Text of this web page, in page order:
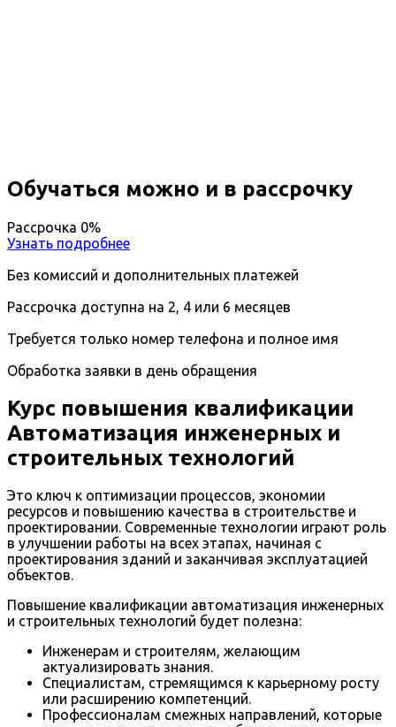
Обучаться можно и в рассрочку
Рассрочка 0%
Узнать подробнее
Без комиссий и дополнительных платежей
Рассрочка доступна на 2, 4 или 6 месяцев
Требуется только номер телефона и полное имя
Обработка заявки в день обращения
Курс повышения квалификации
Автоматизация инженерных и
строительных технологий
Это ключ к оптимизации процессов, экономии
ресурсов и повышению качества в строительстве и
проектировании. Современные технологии играют роль
в улучшении работы на всех этапах, начиная с
проектирования зданий и заканчивая эксплуатацией
объектов.
Повышение квалификации автоматизация инженерных
и строительных технологий будет полезна:
Инженерам и строителям, желающим
актуализировать знания.
Специалистам, стремящимся к карьерному росту
или расширению компетенций.
Профессионалам смежных направлений, которые